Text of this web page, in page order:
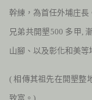
幹練，為首任外埔庄長
兄 弟共開墾500 多甲,
山腳、以及彰化和美等
( 相傳其祖先在開墾整
致富。)